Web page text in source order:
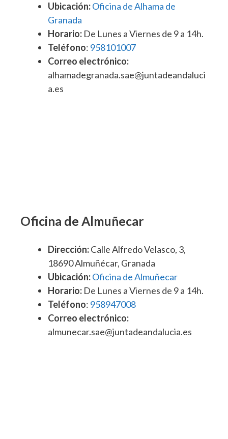
Ubicación:Oficina de Alhama de
Granada
Horario: De Lunes a Viernes de 9 a 14h.
Teléfono: 958101007
Correo electrónico:
alhamadegranada.sae@juntadeandaluci
a.es
Oficina de Almuñecar
Dirección:Calle Alfredo Velasco, 3,
18690 Almuñécar, Granada
Ubicación:Oficina de Almuñecar
Horario: De Lunes a Viernes de 9 a 14h.
Teléfono: 958947008
Correo electrónico:
almunecar.sae@juntadeandalucia.es